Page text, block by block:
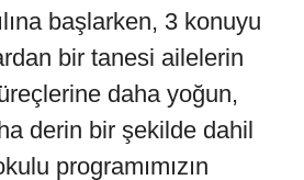
başlarken, 3 konuyu
bir tanesi ailelerin
daha yoğun,
derin bir şekilde dahil
programımızın